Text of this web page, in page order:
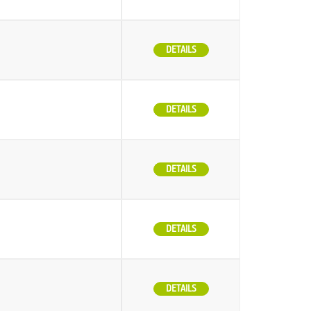
DETAILS
DETAILS
DETAILS
DETAILS
DETAILS